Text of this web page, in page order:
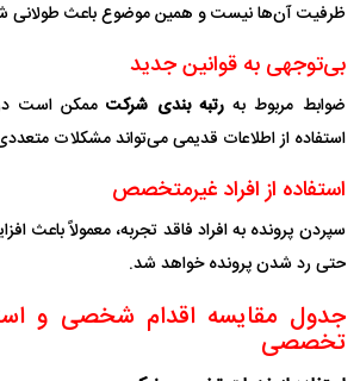
ظرفیت آن‌ها نیست و همین موضوع باعث طولانی
بی‌توجهی به قوانین جدید
ضوابط مربوط بهرتبه بندی شرکتممکن است در
استفاده از اطلاعات قدیمی می‌تواند مشکلات
استفاده از افراد غیرمتخصص
سپردن پرونده به افراد فاقد تجربه، معمولاً باعث
حتی رد شدن پرونده خواهد شد.
جدول مقایسه اقدام شخصی و
تخصصی